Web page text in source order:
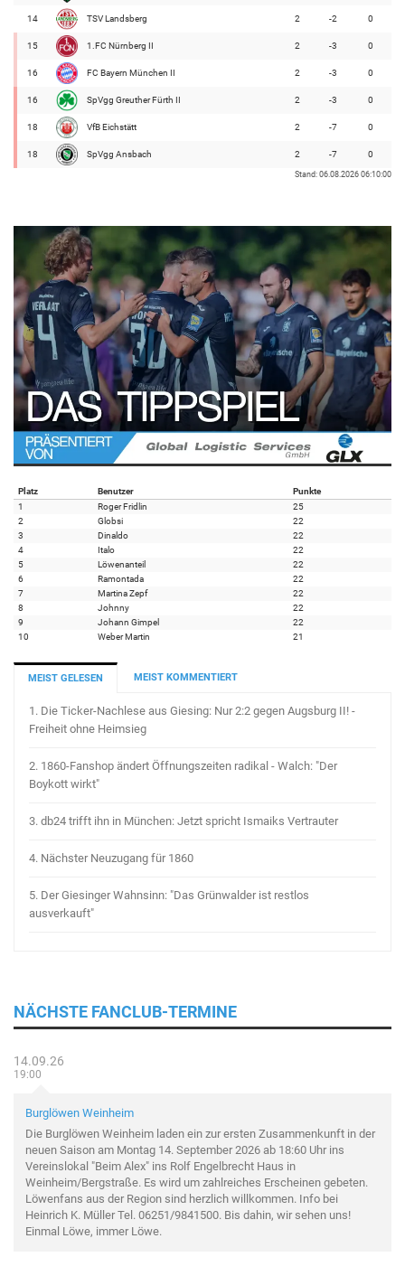
14 TSV Landsberg 2 -2 0
15 1.FC Nürnberg II 2 -3 0
16 FC Bayern München II 2 -3 0
16 SpVgg Greuther Fürth II 2 -3 0
18 VfB Eichstätt 2 -7 0
18 SpVgg Ansbach 2 -7 0
Stand: 06.08.2026 06:10:00
Platz Benutzer
Punkte
1
Roger Fridlin
25
2
Globsi
22
3
Dinaldo
22
4
Italo
22
5
Löwenanteil
22
6
Ramontada
22
7
Martina Zepf
22
8
Johnny
22
9
Johann Gimpel
22
10
Weber Martin 21
MEIST GELESEN MEIST KOMMENTIERT
1. Die Ticker-Nachlese aus Giesing: Nur 2:2 gegen Augsburg II! -
Freiheit ohne Heimsieg
2. 1860-Fanshop ändert Öffnungszeiten radikal - Walch: "Der
Boykott wirkt"
3. db24 trifft ihn in München: Jetzt spricht Ismaiks Vertrauter
4. Nächster Neuzugang für 1860
5. Der Giesinger Wahnsinn: "Das Grünwalder ist restlos
ausverkauft"
NÄCHSTE FANCLUB-TERMINE
14.09.26
19:00
Burglöwen Weinheim
Die Burglöwen Weinheim laden ein zur ersten Zusammenkunft in der
neuen Saison am Montag 14. September 2026 ab 18:60 Uhr ins
Vereinslokal "Beim Alex" ins Rolf Engelbrecht Haus in
Weinheim/Bergstraße. Es wird um zahlreiches Erscheinen gebeten.
Löwenfans aus der Region sind herzlich willkommen. Info bei
Heinrich K. Müller Tel. 06251/9841500. Bis dahin, wir sehen uns!
Einmal Löwe, immer Löwe.